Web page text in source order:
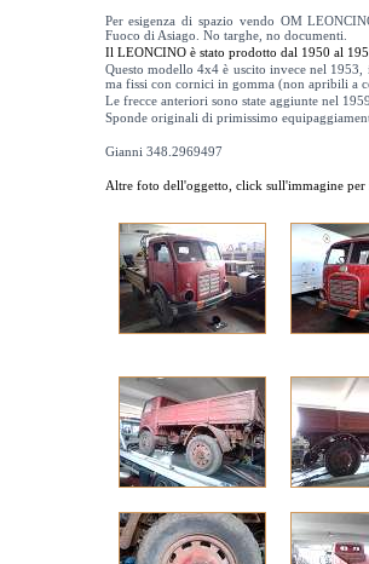
Per esigenza di spazio vendo OM
Fuoco di Asiago. No targhe, no documenti.
Il LEONCINO è stato prodotto dal 1950 al
Questo modello 4x4 è uscito invece nel 1953,
ma fissi con cornici in gomma (non apribili a
Le frecce anteriori sono state aggiunte nel
Sponde originali di primissimo
Gianni 348.2969497
Altre foto dell'oggetto, click sull'immagine per